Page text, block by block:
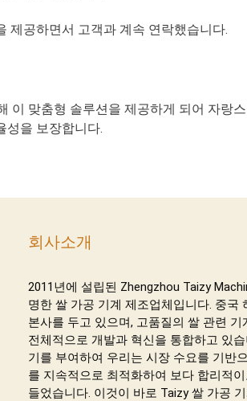
제공하면서 고객과 계속 연락했습니다.
이 맞춤형 솔루션을 제공하게 되어 자랑
성을 보장합니다.
회사소개
2011년에 설립된 Zhengzhou Taizy
명한 쌀 가공 기계 제조업체입니다. 중국
본사를 두고 있으며, 고품질의 쌀 관련 기
전체적으로 개발과 혁신을 통합하고 있
기를 부여하여 우리는 시장 수요를 기반
를 지속적으로 최적화하여 보다 합리적
들었습니다. 이것이 바로 Taizy 쌀 가공